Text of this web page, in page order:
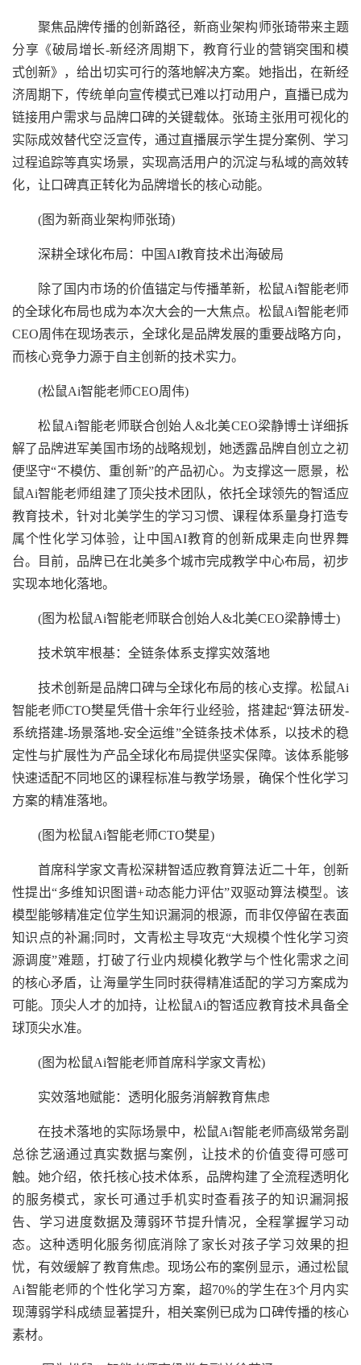
聚焦品牌传播的创新路径，新商业架构师张琦带来主题
分享《破局增长-新经济周期下，教育行业的营销突围和模
式创新》，给出切实可行的落地解决方案。她指出，在新经
济周期下，传统单向宣传模式已难以打动用户，直播已成为
链接用户需求与品牌口碑的关键载体。张琦主张用可视化的
实际成效替代空泛宣传，通过直播展示学生提分案例、学习
过程追踪等真实场景，实现高活用户的沉淀与私域的高效转
化，让口碑真正转化为品牌增长的核心动能。
(图为新商业架构师张琦)
深耕全球化布局：中国AI教育技术出海破局
除了国内市场的价值锚定与传播革新，松鼠Ai智能老师
的全球化布局也成为本次大会的一大焦点。松鼠Ai智能老师
CEO周伟在现场表示，全球化是品牌发展的重要战略方向，
而核心竞争力源于自主创新的技术实力。
(松鼠Ai智能老师CEO周伟)
松鼠Ai智能老师联合创始人&北美CEO梁静博士详细拆
解了品牌进军美国市场的战略规划，她透露品牌自创立之初
便坚守“不模仿、重创新”的产品初心。为支撑这一愿景，松
鼠Ai智能老师组建了顶尖技术团队，依托全球领先的智适应
教育技术，针对北美学生的学习习惯、课程体系量身打造专
属个性化学习体验，让中国AI教育的创新成果走向世界舞
台。目前，品牌已在北美多个城市完成教学中心布局，初步
实现本地化落地。
(图为松鼠Ai智能老师联合创始人&北美CEO梁静博士)
技术筑牢根基：全链条体系支撑实效落地
技术创新是品牌口碑与全球化布局的核心支撑。松鼠Ai
智能老师CTO樊星凭借十余年行业经验，搭建起“算法研发-
系统搭建-场景落地-安全运维”全链条技术体系，以技术的稳
定性与扩展性为产品全球化布局提供坚实保障。该体系能够
快速适配不同地区的课程标准与教学场景，确保个性化学习
方案的精准落地。
(图为松鼠Ai智能老师CTO樊星)
首席科学家文青松深耕智适应教育算法近二十年，创新
性提出“多维知识图谱+动态能力评估”双驱动算法模型。该
模型能够精准定位学生知识漏洞的根源，而非仅停留在表面
知识点的补漏;同时，文青松主导攻克“大规模个性化学习资
源调度”难题，打破了行业内规模化教学与个性化需求之间
的核心矛盾，让海量学生同时获得精准适配的学习方案成为
可能。顶尖人才的加持，让松鼠Ai的智适应教育技术具备全
球顶尖水准。
(图为松鼠Ai智能老师首席科学家文青松)
实效落地赋能：透明化服务消解教育焦虑
在技术落地的实际场景中，松鼠Ai智能老师高级常务副
总徐艺涵通过真实数据与案例，让技术的价值变得可感可
触。她介绍，依托核心技术体系，品牌构建了全流程透明化
的服务模式，家长可通过手机实时查看孩子的知识漏洞报
告、学习进度数据及薄弱环节提升情况，全程掌握学习动
态。这种透明化服务彻底消除了家长对孩子学习效果的担
忧，有效缓解了教育焦虑。现场公布的案例显示，通过松鼠
Ai智能老师的个性化学习方案，超70%的学生在3个月内实
现薄弱学科成绩显著提升，相关案例已成为口碑传播的核心
素材。